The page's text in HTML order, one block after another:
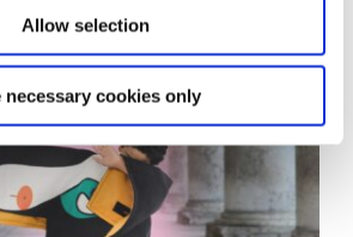
Allow selection
necessary cookies only